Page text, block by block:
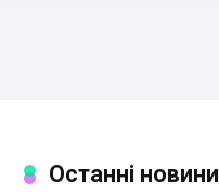
Останні новини